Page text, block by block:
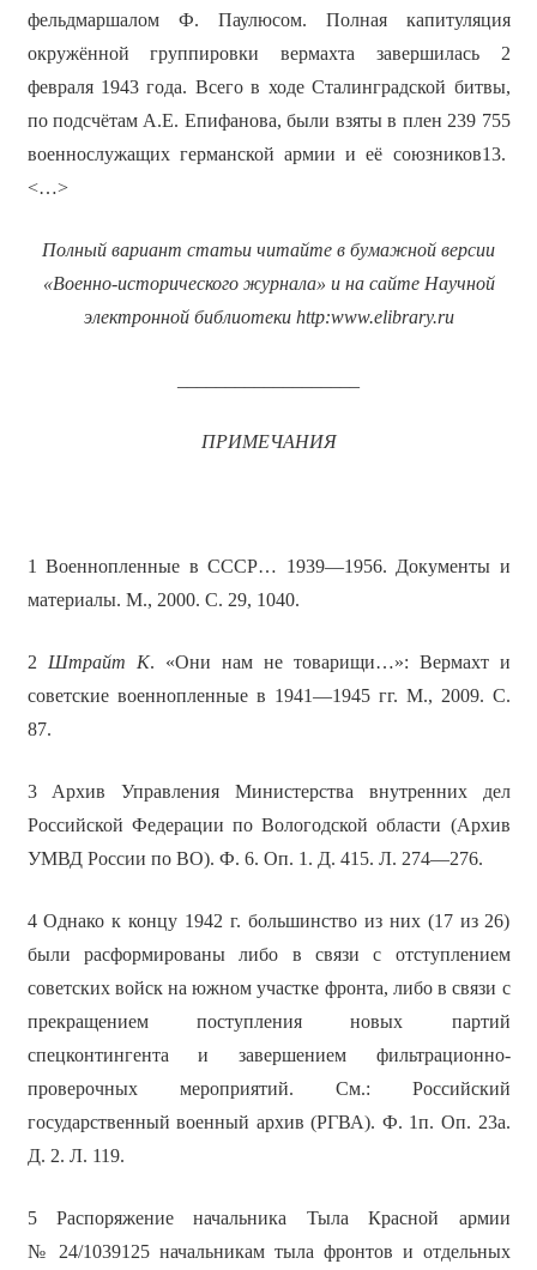
фельдмаршалом Ф. Паулюсом. Полная капитуляция
окружённой группировки вермахта завершилась 2
февраля 1943 года. Всего в ходе Сталинградской битвы,
по подсчётам А.Е. Епифанова, были взяты в плен 239 755
военнослужащих германской армии и её союзников13.
<…>
Полный вариант статьи читайте в бумажной версии
«Военно-исторического журнала» и на сайте Научной
электронной библиотеки http:www.elibrary.ru
ПРИМЕЧАНИЯ
1 Военнопленные в СССР… 1939—1956. Документы и
материалы. М., 2000. С. 29, 1040.
2 Штрайт К. «Они нам не товарищи…»: Вермахт и
советские военнопленные в 1941—1945 гг. М., 2009. С.
87.
3 Архив Управления Министерства внутренних дел
Российской Федерации по Вологодской области (Архив
УМВД России по ВО). Ф. 6. Оп. 1. Д. 415. Л. 274—276.
4 Однако к концу 1942 г. большинство из них (17 из 26)
были расформированы либо в связи с отступлением
советских войск на южном участке фронта, либо в связи с
прекращением поступления новых партий
спецконтингента и завершением фильтрационно-
проверочных мероприятий. См.: Российский
государственный военный архив (РГВА). Ф. 1п. Оп. 23а.
Д. 2. Л. 119.
5 Распоряжение начальника Тыла Красной армии
№ 24/1039125 начальникам тыла фронтов и отдельных